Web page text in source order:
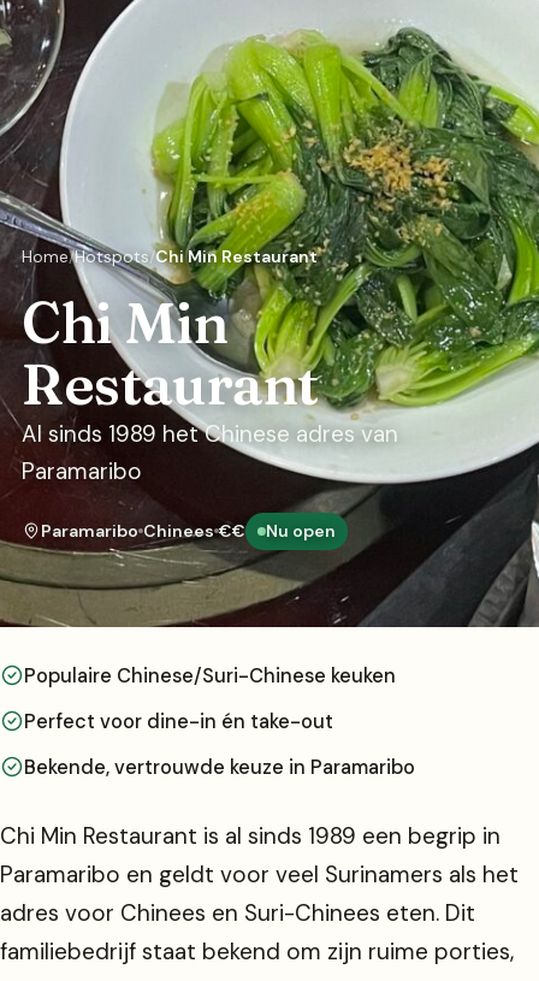
Home Hotspots Chi Min Restaurant
Chi Min
Restaurant
Al sinds 1989 het Chinese adres van
Paramaribo
Paramaribo Chinees €€ Nu open
Populaire Chinese/Suri-Chinese keuken
Perfect voor dine-in én take-out
Bekende, vertrouwde keuze in Paramaribo
Chi Min Restaurant is al sinds 1989 een begrip in
Paramaribo en geldt voor veel Surinamers als het
adres voor Chinees en Suri-Chinees eten. Dit
familiebedrijf staat bekend om zijn ruime porties,